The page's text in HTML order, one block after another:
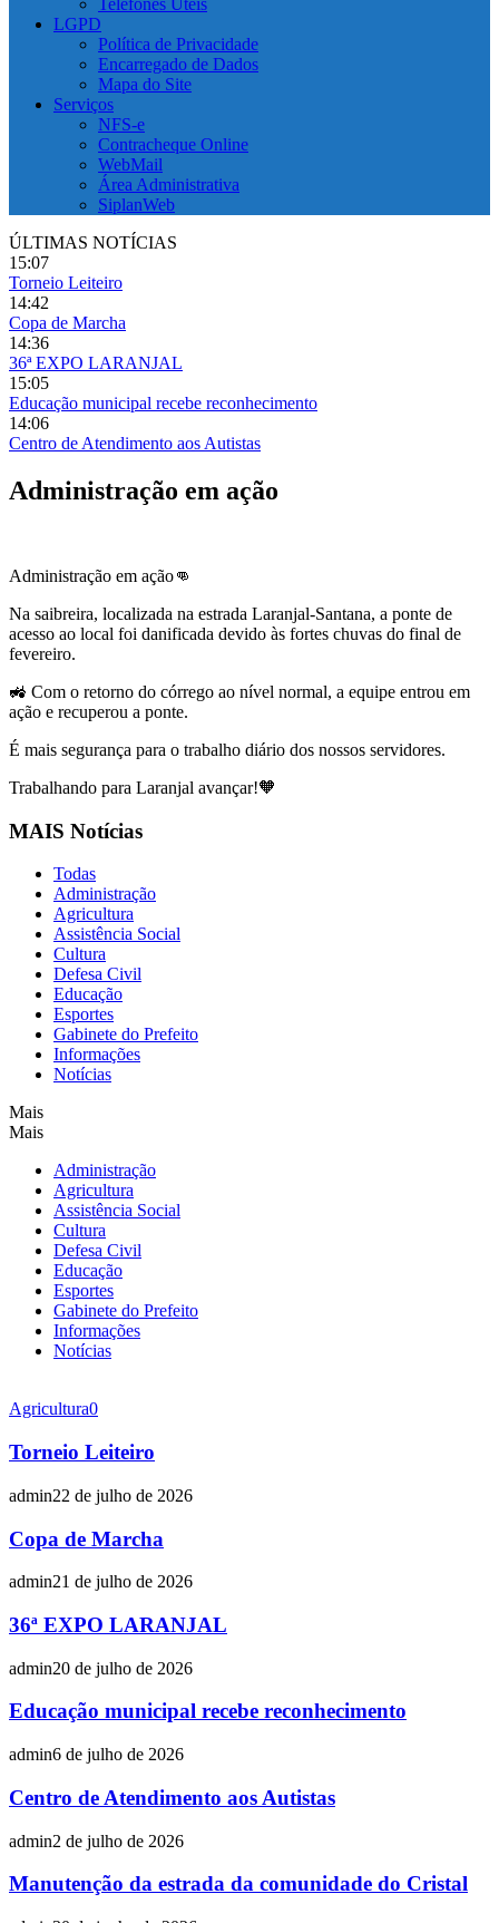
Telefones Úteis
LGPD
Política de Privacidade
Encarregado de Dados
Mapa do Site
Serviços
NFS-e
Contracheque Online
WebMail
Área Administrativa
SiplanWeb
ÚLTIMAS NOTÍCIAS
15:07
Torneio Leiteiro
14:42
Copa de Marcha
14:36
36ª EXPO LARANJAL
15:05
Educação municipal recebe reconhecimento
14:06
Centro de Atendimento aos Autistas
Administração em ação
Administração em ação👊
Na saibreira, localizada na estrada Laranjal-Santana, a ponte de
acesso ao local foi danificada devido às fortes chuvas do final de
fevereiro.
🚜 Com o retorno do córrego ao nível normal, a equipe entrou em
ação e recuperou a ponte.
É mais segurança para o trabalho diário dos nossos servidores.
Trabalhando para Laranjal avançar!🧡
MAIS Notícias
Todas
Administração
Agricultura
Assistência Social
Cultura
Defesa Civil
Educação
Esportes
Gabinete do Prefeito
Informações
Notícias
Mais
Mais
Administração
Agricultura
Assistência Social
Cultura
Defesa Civil
Educação
Esportes
Gabinete do Prefeito
Informações
Notícias
Agricultura0
Torneio Leiteiro
admin22 de julho de 2026
Copa de Marcha
admin21 de julho de 2026
36ª EXPO LARANJAL
admin20 de julho de 2026
Educação municipal recebe reconhecimento
admin6 de julho de 2026
Centro de Atendimento aos Autistas
admin2 de julho de 2026
Manutenção da estrada da comunidade do Cristal